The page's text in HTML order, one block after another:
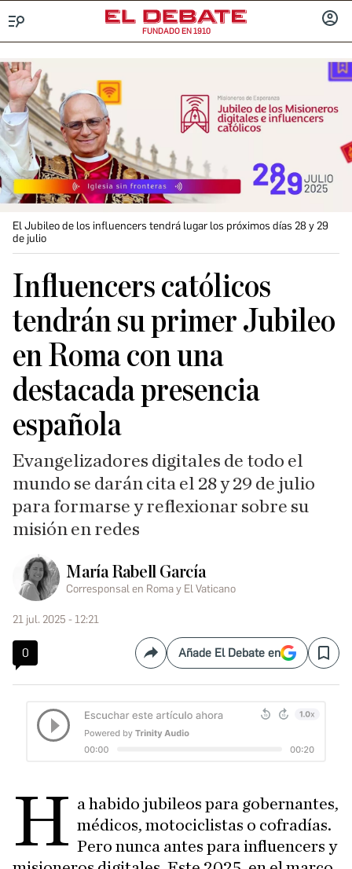
FUNDADO EN 1910
El Jubileo de los influencers tendrá lugar los próximos días 28 y 29
de julio
Influencers católicos
tendrán su primer Jubileo
en Roma con una
destacada presencia
española
Evangelizadores digitales de todo el
mundo se darán cita el 28 y 29 de julio
para formarse y reflexionar sobre su
misión en redes
María Rabell García
Corresponsal en Roma y El Vaticano
21 jul. 2025 - 12:21
0 CompartirAñade El Debate en Save
H a habido jubileos para gobernantes,
médicos, motociclistas o cofradías.
Pero nunca antes para influencers y